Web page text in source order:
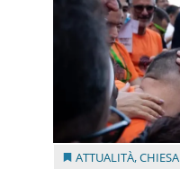
ATTUALITÀ,CHIESA